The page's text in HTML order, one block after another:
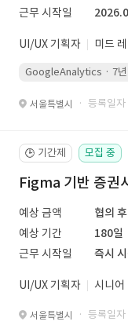
근무 시작일
UI/UX 기획자 미드
GoogleAnalytics · 7년
서울특별시 · 등록일
🕒 기간제 모집 중
Figma 기반 증권
예상 금액
협의
예상 기간
180일
근무 시작일
즉시
UI/UX 기획자 시니어
서울특별시 · 등록일